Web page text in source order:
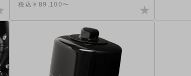
税込￥89,100〜